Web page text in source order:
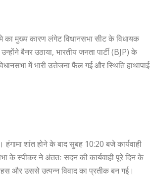
मुख्य कारण लंगेट विधानसभा सीट के विधायक
बैनर उठाया, भारतीय जनता पार्टी (BJP) के
में भारी उत्तेजना फैल गई और स्थिति हाथापाई
शांत होने के बाद सुबह 10:20 बजे कार्यवाही
के स्पीकर ने अंततः सदन की कार्यवाही पूरे दिन के
और उससे उत्पन्न विवाद का प्रतीक बन गई।